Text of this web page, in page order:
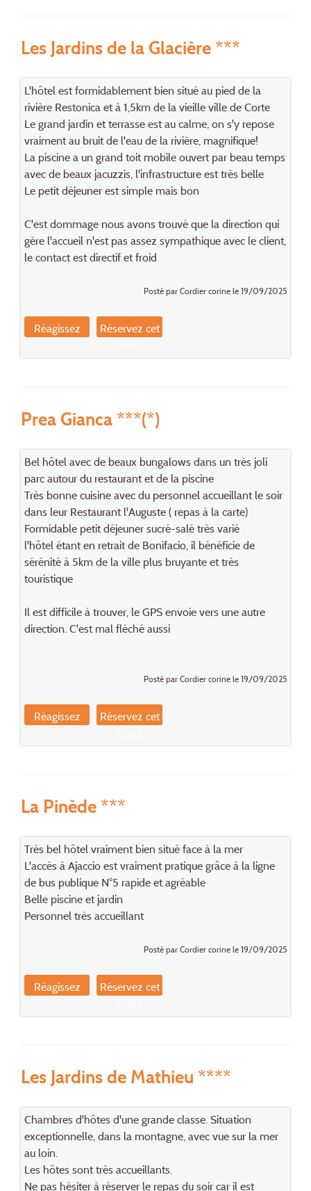
Les Jardins de la Glacière ***
L'hôtel est formidablement bien situé au pied de la
rivière Restonica et à 1,5km de la vieille ville de Corte
Le grand jardin et terrasse est au calme, on s'y repose
vraiment au bruit de l'eau de la rivière, magnifique!
La piscine a un grand toit mobile ouvert par beau temps
avec de beaux jacuzzis, l'infrastructure est très belle
Le petit déjeuner est simple mais bon
C'est dommage nous avons trouvé que la direction qui
gère l'accueil n'est pas assez sympathique avec le client,
le contact est directif et froid
Posté par Cordier corine le 19/09/2025
Réagissez
Réservez cet
Prea Gianca ***(*)
Bel hôtel avec de beaux bungalows dans un très joli
parc autour du restaurant et de la piscine
Très bonne cuisine avec du personnel accueillant le soir
dans leur Restaurant l'Auguste ( repas à la carte)
Formidable petit déjeuner sucré-salé très varié
l'hôtel étant en retrait de Bonifacio, il bénéficie de
sérénité à 5km de la ville plus bruyante et très
touristique
Il est difficile à trouver, le GPS envoie vers une autre
direction. C'est mal fléché aussi
Posté par Cordier corine le 19/09/2025
Réagissez
Réservez cet
La Pinède ***
Très bel hôtel vraiment bien situé face à la mer
L'accès à Ajaccio est vraiment pratique grâce à la ligne
de bus publique N°5 rapide et agréable
Belle piscine et jardin
Personnel très accueillant
Posté par Cordier corine le 19/09/2025
Réagissez
Réservez cet
Les Jardins de Mathieu ****
Chambres d'hôtes d'une grande classe. Situation
exceptionnelle, dans la montagne, avec vue sur la mer
au loin.
Les hôtes sont très accueillants.
Ne pas hésiter à réserver le repas du soir car il est